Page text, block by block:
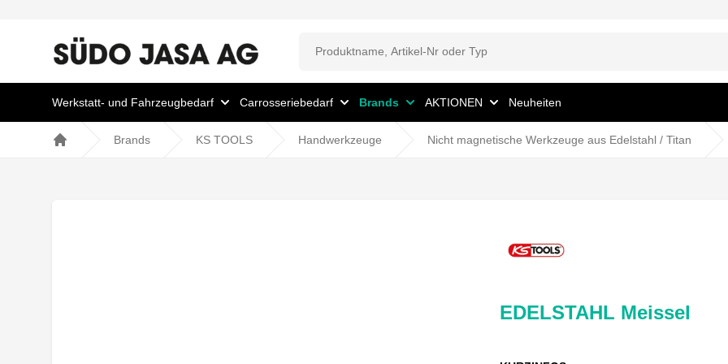
Werkstatt- und Fahrzeugbedarf Carrosseriebedarf Brands AKTIONEN Neuheiten
Brands KS TOOLS Handwerkzeuge Nicht magnetische Werkzeuge aus Edelstahl / Titan
EDELSTAHL Meissel